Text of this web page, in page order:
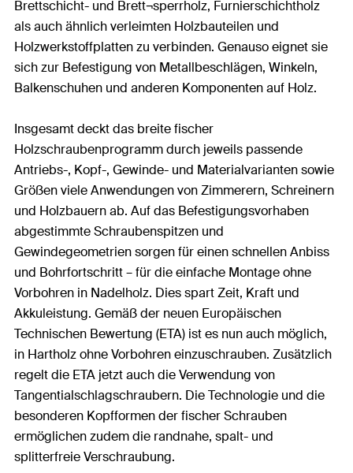
Brettschicht- und Brett¬sperrholz, Furnierschichtholz
als auch ähnlich verleimten Holzbauteilen und
Holzwerkstoffplatten zu verbinden. Genauso eignet sie
sich zur Befestigung von Metallbeschlägen, Winkeln,
Balkenschuhen und anderen Komponenten auf Holz.
Insgesamt deckt das breite fischer
Holzschraubenprogramm durch jeweils passende
Antriebs-, Kopf-, Gewinde- und Materialvarianten sowie
Größen viele Anwendungen von Zimmerern, Schreinern
und Holzbauern ab. Auf das Befestigungsvorhaben
abgestimmte Schraubenspitzen und
Gewindegeometrien sorgen für einen schnellen Anbiss
und Bohrfortschritt – für die einfache Montage ohne
Vorbohren in Nadelholz. Dies spart Zeit, Kraft und
Akkuleistung. Gemäß der neuen Europäischen
Technischen Bewertung (ETA) ist es nun auch möglich,
in Hartholz ohne Vorbohren einzuschrauben. Zusätzlich
regelt die ETA jetzt auch die Verwendung von
Tangentialschlagschraubern. Die Technologie und die
besonderen Kopfformen der fischer Schrauben
ermöglichen zudem die randnahe, spalt- und
splitterfreie Verschraubung.